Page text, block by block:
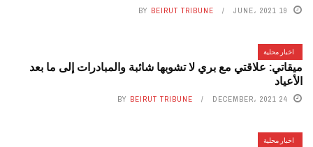
19 JUNE، 2021 BY BEIRUT TRIBUNE
اخبار محلية
ميقاتي: علاقتي مع بري لا تشوبها شائبة والمبادرات إلى ما بعد
الأعياد
24 DECEMBER، 2021 BY BEIRUT TRIBUNE
اخبار محلية